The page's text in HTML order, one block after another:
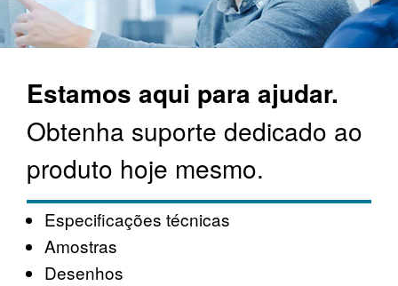
Estamos aqui para ajudar.
Obtenha suporte dedicado ao
produto hoje mesmo.
Especificações técnicas
Amostras
Desenhos